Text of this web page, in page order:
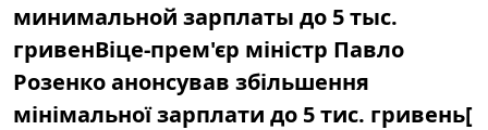
минимальной зарплаты до 5 тыс.
гривенВіце-прем'єр міністр Павло
Розенко анонсував збільшення
мінімальної зарплати до 5 тис. гривень[